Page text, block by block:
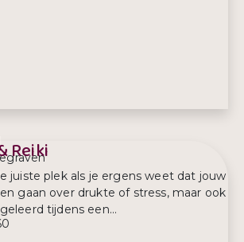
Reiki
juiste plek als je ergens weet dat jouw
gaan over drukte of stress, maar ook
tijdens een...